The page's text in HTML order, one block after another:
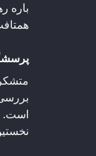
باره
است.